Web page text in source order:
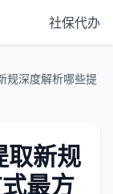
社保代办
规深度解析哪些提
取新规
最方